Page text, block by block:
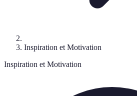
Inspiration et Motivation
Inspiration et Motivation